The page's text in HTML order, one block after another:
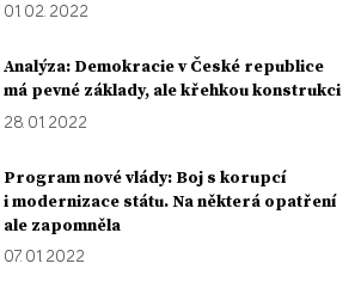
01. 02. 2022
Analýza: Demokracie v České republice
má pevné základy, ale křehkou konstrukci
28. 01. 2022
Program nové vlády: Boj s korupcí
i modernizace státu. Na některá opatření
ale zapomněla
07. 01. 2022